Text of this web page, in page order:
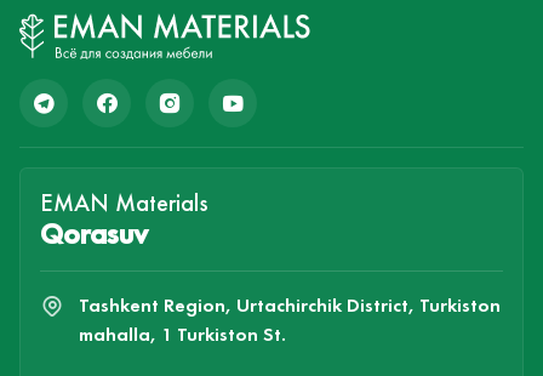
EMAN Materials
Qorasuv
Tashkent Region, Urtachirchik District, Turkiston
mahalla, 1 Turkiston St.